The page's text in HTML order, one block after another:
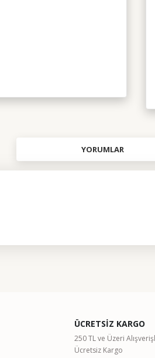
YORUMLAR
ÜCRETSİZ KARGO
250 TL ve Üzeri
Ücretsiz Kargo